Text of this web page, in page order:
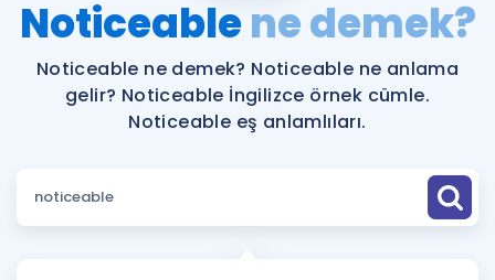
ÜYE DEĞİLİM
Faydalı Araçlar
Sözlük
Hakkımızda
Noticeablene demek?
Noticeable ne demek? Noticeable ne anlama
gelir? Noticeable İngilizce örnek cümle.
Noticeable eş anlamlıları.